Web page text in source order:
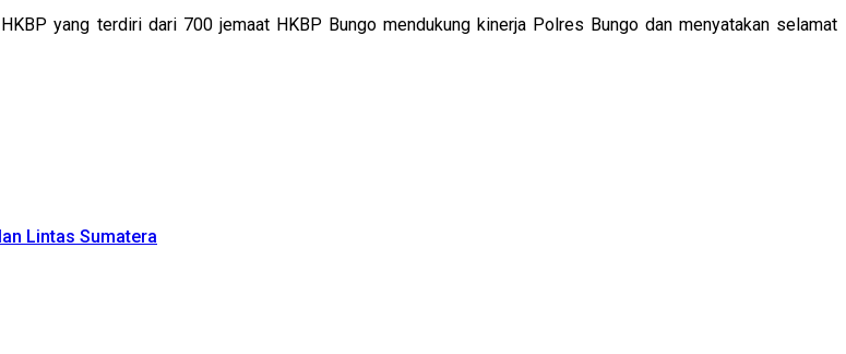
yang terdiri dari 700 jemaat HKBP Bungo mendukung kinerja Polres Bungo dan menyatakan selamat
Lintas Sumatera